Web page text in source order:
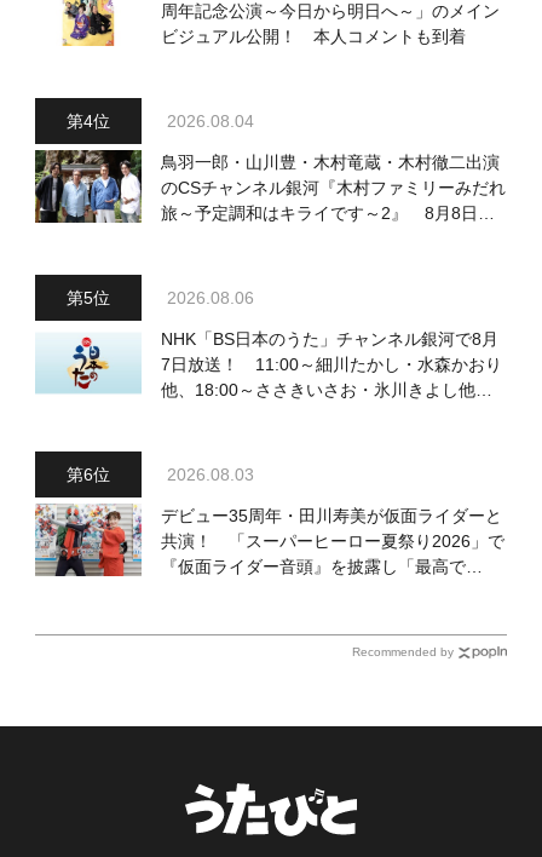
周年記念公演～今日から明日へ～」のメイン
ビジュアル公開！ 本人コメントも到着
2026.08.04
鳥羽一郎・山川豊・木村竜蔵・木村徹二出演
のCSチャンネル銀河『木村ファミリーみだれ
旅～予定調和はキライです～2』 8月8日
2026.08.06
NHK「BS日本のうた」チャンネル銀河で8月
7日放送！ 11:00～細川たかし・水森かおり
他、18:00～ささきいさお・氷川きよし他登
2026.08.03
デビュー35周年・田川寿美が仮面ライダーと
共演！ 「スーパーヒーロー夏祭り2026」で
『仮面ライダー音頭』を披露し「最高で
Recommended by